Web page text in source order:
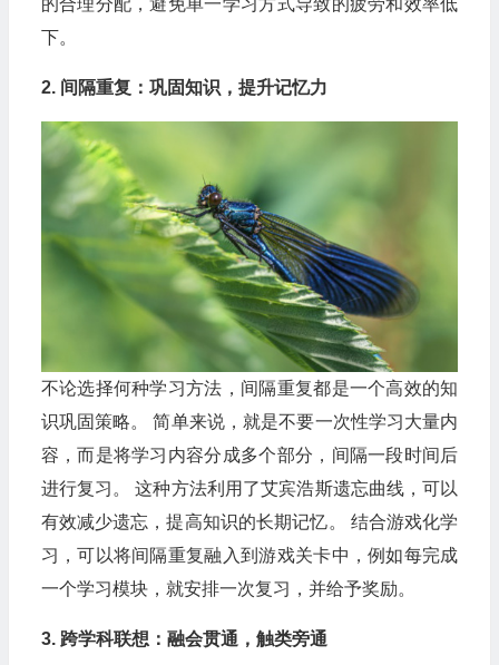
下。
2. 间隔重复：巩固知识，提升记忆力
不论选择何种学习方法，间隔重复都是一个高效的知
识巩固策略。 简单来说，就是不要一次性学习大量内
容，而是将学习内容分成多个部分，间隔一段时间后
进行复习。 这种方法利用了艾宾浩斯遗忘曲线，可以
有效减少遗忘，提高知识的长期记忆。 结合游戏化学
习，可以将间隔重复融入到游戏关卡中，例如每完成
一个学习模块，就安排一次复习，并给予奖励。
3. 跨学科联想：融会贯通，触类旁通